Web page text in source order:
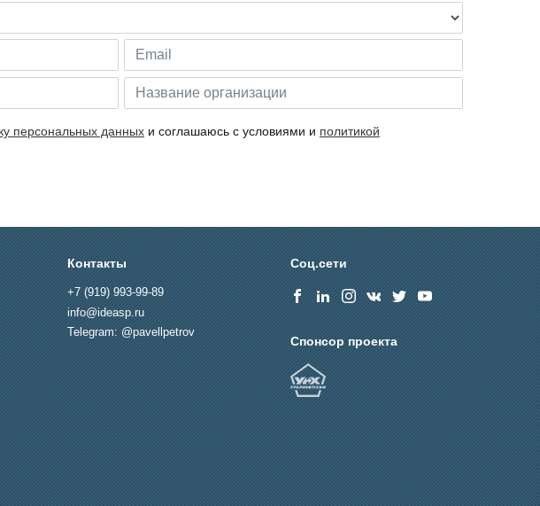
персональных данныхи соглашаюсь с условиями и политикой
Контакты
+7 (919) 993-99-89
info@ideasp.ru
Telegram: @pavellpetrov
Соц.сети
Спонсор проекта